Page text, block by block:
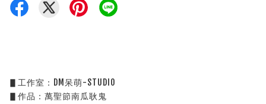
▋工作室：DM呆萌-STUDIO
▋作品：萬聖節南瓜耿鬼